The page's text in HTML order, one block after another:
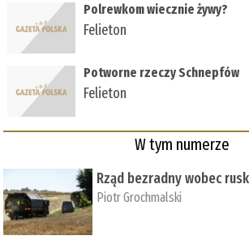
Polrewkom wiecznie żywy?
Felieton
Potworne rzeczy Schnepfów
Felieton
W tym numerze
Rząd bezradny wobec
Piotr Grochmalski